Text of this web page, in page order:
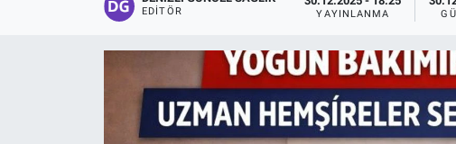
EDITÖR YAYINLANMA